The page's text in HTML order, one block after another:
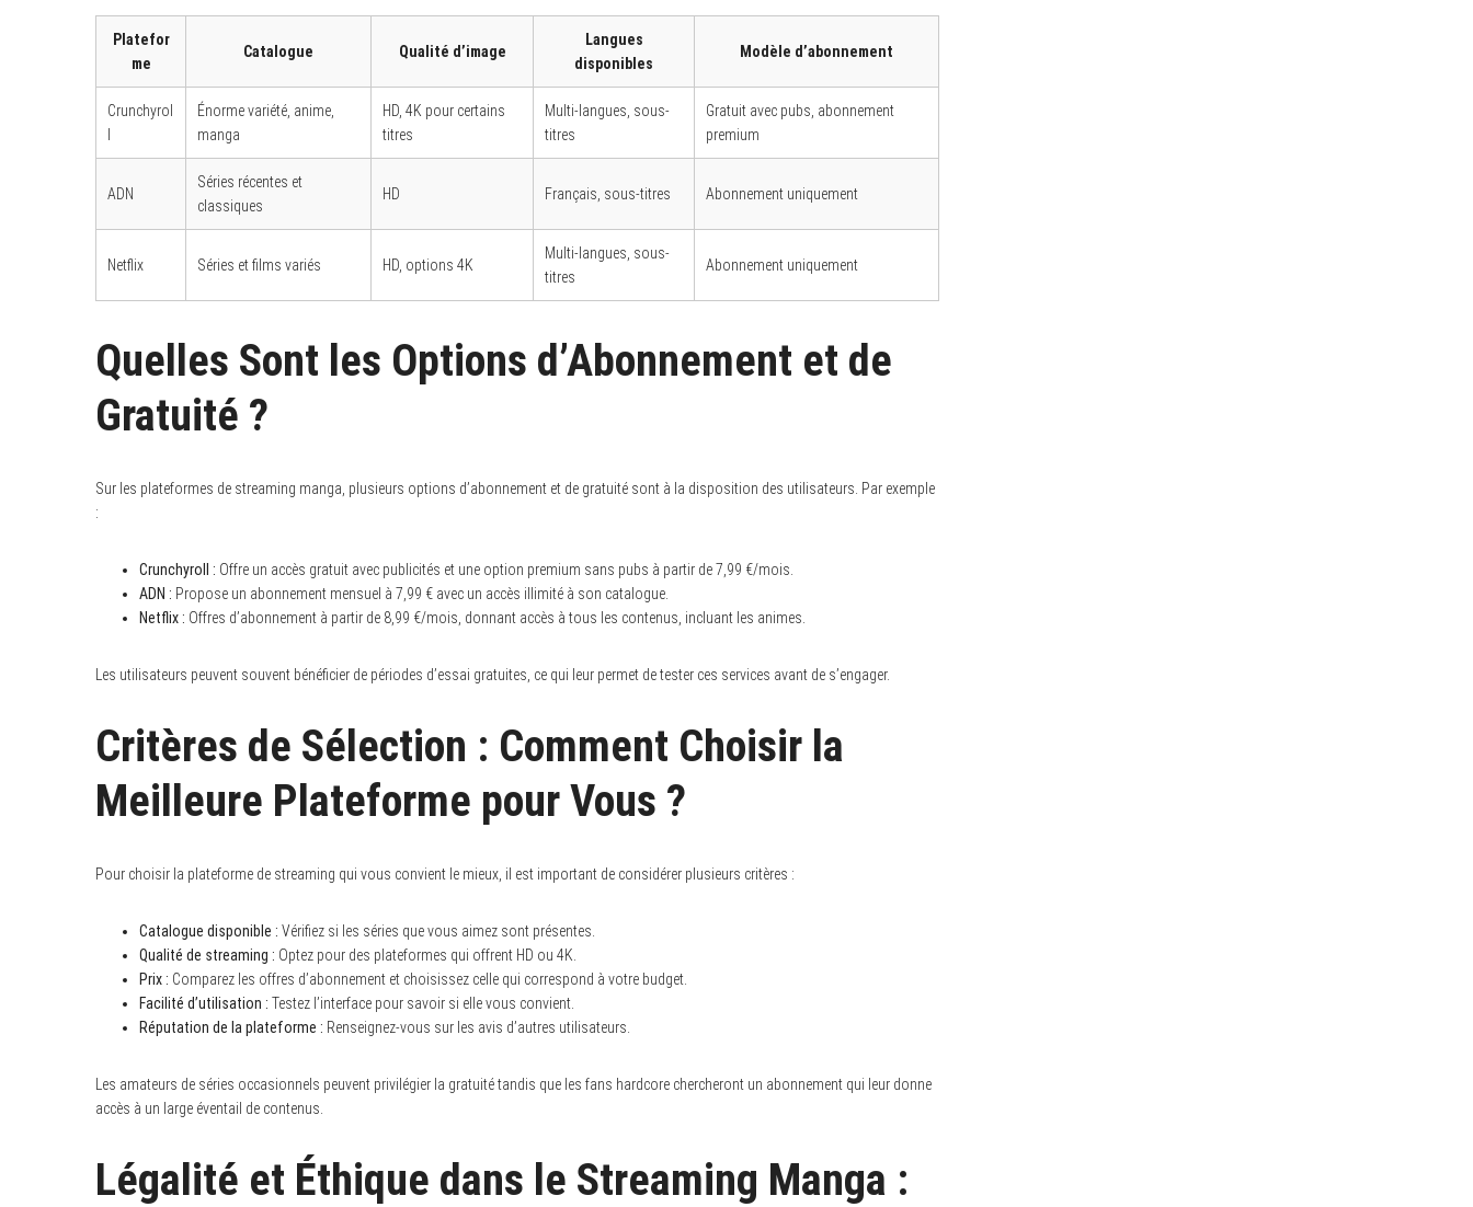
Platefor
me
Catalogue Qualité d’image
Langues
disponibles
Modèle d’abonnement
Crunchyrol
Énorme variété, anime,
manga
HD, 4K pour certains
titres
Multi-langues, sous-
titres
Gratuit avec pubs, abonnement
premium
ADN
Séries récentes et
classiques
HD Français, sous-titres Abonnement uniquement
Netflix Séries et films variés HD, options 4K
Multi-langues, sous-
titres
Abonnement uniquement
Quelles Sont les Options d’Abonnement et de
Gratuité ?
Sur les plateformes de streaming manga, plusieurs options d’abonnement et de gratuité sont à la disposition des utilisateurs. Par exemple
:
Crunchyroll : Offre un accès gratuit avec publicités et une option premium sans pubs à partir de 7,99 €/mois.
ADN : Propose un abonnement mensuel à 7,99 € avec un accès illimité à son catalogue.
Netflix : Offres d’abonnement à partir de 8,99 €/mois, donnant accès à tous les contenus, incluant les animes.
Les utilisateurs peuvent souvent bénéficier de périodes d’essai gratuites, ce qui leur permet de tester ces services avant de s’engager.
Critères de Sélection : Comment Choisir la
Meilleure Plateforme pour Vous ?
Pour choisir la plateforme de streaming qui vous convient le mieux, il est important de considérer plusieurs critères :
Catalogue disponible : Vérifiez si les séries que vous aimez sont présentes.
Qualité de streaming : Optez pour des plateformes qui offrent HD ou 4K.
Prix : Comparez les offres d’abonnement et choisissez celle qui correspond à votre budget.
Facilité d’utilisation : Testez l’interface pour savoir si elle vous convient.
Réputation de la plateforme : Renseignez-vous sur les avis d’autres utilisateurs.
Les amateurs de séries occasionnels peuvent privilégier la gratuité tandis que les fans hardcore chercheront un abonnement qui leur donne
accès à un large éventail de contenus.
Légalité et Éthique dans le Streaming Manga :
S
r
: